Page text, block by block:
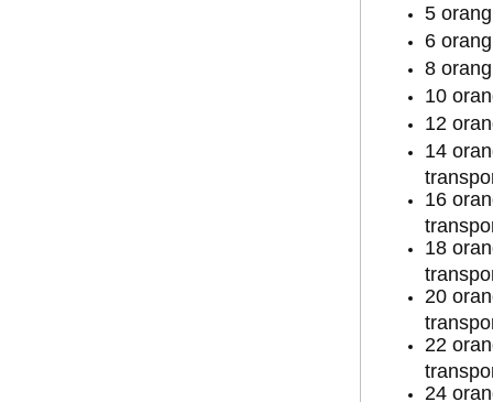
5
6
8
10
12
14
16
18
20
22
24